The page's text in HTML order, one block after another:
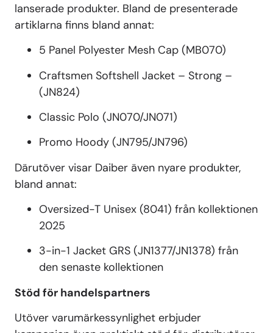
lanserade produkter. Bland de presenterade
artiklarna finns bland annat:
5 Panel Polyester Mesh Cap (MB070)
Craftsmen Softshell Jacket – Strong –
(JN824)
Classic Polo (JN070/JN071)
Promo Hoody (JN795/JN796)
Därutöver visar Daiber även nyare produkter,
bland annat:
Oversized-T Unisex (8041) från kollektionen
2025
3-in-1 Jacket GRS (JN1377/JN1378) från
den senaste kollektionen
Stöd för handelspartners
Utöver varumärkessynlighet erbjuder